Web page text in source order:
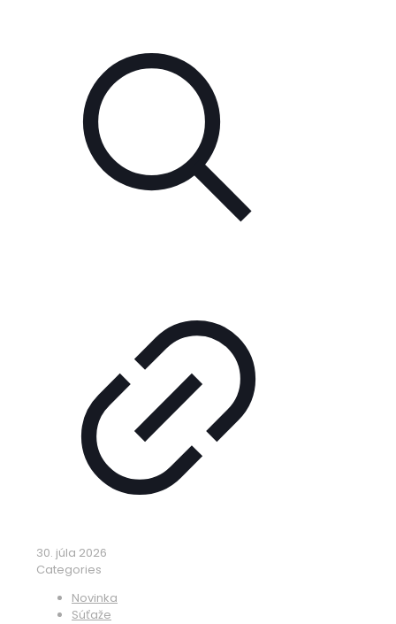
30. júla 2026
Categories
Novinka
Súťaže